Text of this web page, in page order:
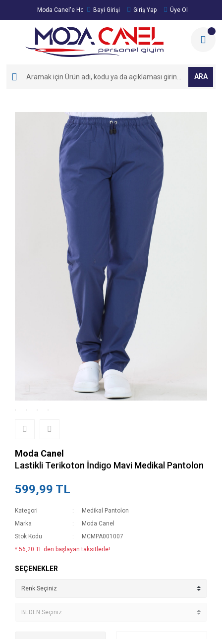
Moda Canel'e Hoşgeldiniz!
Bayi Girişi Giriş Yap Üye Ol
ARA
Moda Canel
Lastikli Terikoton İndigo Mavi Medikal Pantolon
599,99 TL
Kategori
Medikal Pantolon
Marka
Moda Canel
Stok Kodu
MCMPA001007
* 56,20 TL den başlayan taksitlerle!
SEÇENEKLER